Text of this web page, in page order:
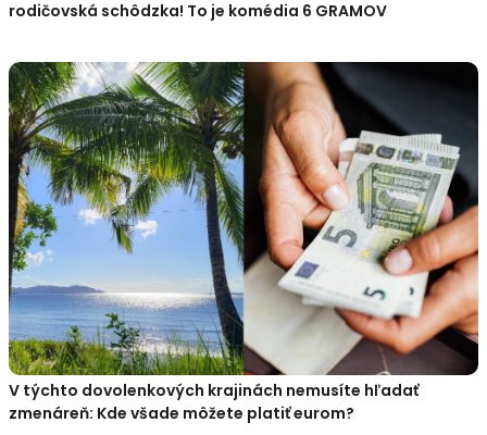
rodičovská schôdzka! To je komédia 6 GRAMOV
V týchto dovolenkových krajinách nemusíte hľadať
zmenáreň: Kde všade môžete platiť eurom?